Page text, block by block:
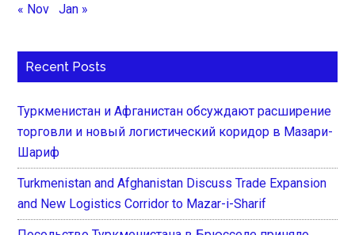
« Nov Jan »
Recent Posts
Туркменистан и Афганистан обсуждают расширение
торговли и новый логистический коридор в Мазари-
Шариф
Turkmenistan and Afghanistan Discuss Trade Expansion
and New Logistics Corridor to Mazar-i-Sharif